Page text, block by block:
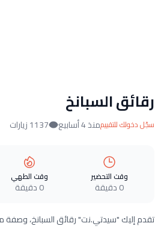
رقائق السبانخ
سجّل دخولك للتقييممنذ 4 أسابيع 1137 زيارات
وقت التحضير
0 دقيقة
وقت الطهي
0 دقيقة
تقدم إليك "سيدتي.نت" رقائق السبانخ، وصفة